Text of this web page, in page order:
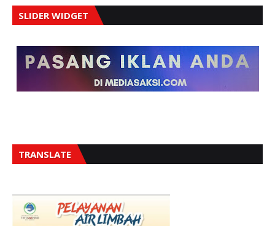
SLIDER WIDGET
TRANSLATE